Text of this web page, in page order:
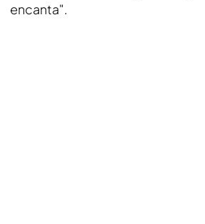
encanta".